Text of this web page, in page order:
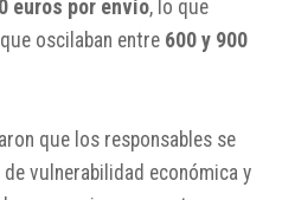
euros por envío, lo que
oscilaban entre 600 y 900
que los responsables se
vulnerabilidad económica y